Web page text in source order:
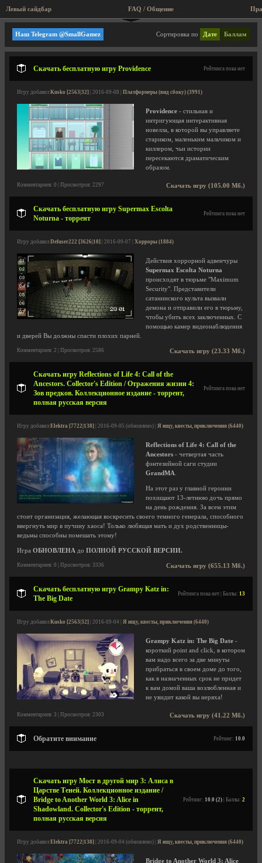
Левый сайдбар FAQ / Общение
Я ищу, квесты, приключения
Сортировка по Дате Баллам
Наш Telegram @SmallGamez
Скачать бесплатную игру Providence Рейтинга пока нет
Игру добавил Kusko [2563|32] | 2016-09-08 | Платформеры (вид сбоку) (3991)
Providence - стильная и
интригующая интерактивная
новелла, в которой вы управляете
стариком, маленьким мальчиком и
киллером, чьи истории
пересекаются драматическим
образом.
Скачать игру (105.00 Мб.)
Комментариев: 0 | Просмотров: 2297
Скачать бесплатную игру Supermax Escolta
Noturna - торрент
Рейтинга пока нет
Игру добавил Defuser222 [3626|10] | 2016-09-07 | Хорроры (1884)
Действия хоррорной адвенчуры
Supermax Escolta Noturna
происходят в тюрьме "Maximum
Security". Представители
сатанинского культа вызвали
демона и отправили его в тюрьму,
чтобы убить всех заключенных. С
помощью камер видеонаблюдения
и дверей Вы должны спасти плохих парней.
Скачать игру (23.33 Мб.)
Комментариев: 2 | Просмотров: 2586
Скачать игру Reflections of Life 4: Call of the
Ancestors. Collector's Edition / Отражения жизни 4:
Зов предков. Коллекционное издание - торрент,
полная русская версия
Рейтинга пока нет
Игру добавил Elektra [7722|138] | 2016-09-05 (обновлено) | Я ищу, квесты, приключения (6440)
Reflections of Life 4: Call of the
Ancestors - четвертая часть
фэнтезийной саги студии
GrandMA
На этот раз у главной героини
похищают 13-летнюю дочь прямо
на день рождения. За всем этим
стоит организация, желающая воскресить своего темного генерала, способного
ввергнуть мир в пучину хаоса! Только любящая мать и дух родственницы-
ведьмы способны помешать этому!
Игра ОБНОВЛЕНА до ПОЛНОЙ РУССКОЙ ВЕРСИИ.
Скачать игру (655.13 Мб.)
Комментариев: 0 | Просмотров: 3336
Скачать бесплатную игру Grampy Katz in:
The Big Date
Рейтинга пока нет | Баллы: 13
Игру добавил Kusko [2563|32] | 2016-09-04 | Я ищу, квесты, приключения (6440)
Grampy Katz in: The Big Date -
короткий point and click, в котором
вам надо всего за две минуты
прибраться в своем доме до того,
как в назначенных срок не придет
к вам домой ваша возлюбленная и
не увидит какой вы неряха!
Скачать игру (41.22 Мб.)
Комментариев: 3 | Просмотров: 2303
Обратите внимание Рейтинг: 10.0
Скачать игру Мост в другой мир 3: Алиса в
Царстве Теней. Коллекционное издание /
Bridge to Another World 3: Alice in
Shadowland. Collector's Edition - торрент,
полная русская версия
Рейтинг: 10.0 (2) | Баллы: 2
Игру добавил Elektra [7722|138] | 2016-09-04 (обновлено) | Я ищу, квесты, приключения (6440)
Bridge to Another World 3: Alice